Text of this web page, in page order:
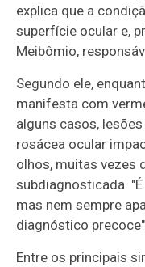
explica que a
superfície ocular e,
Meibômio,
Segundo ele,
manifesta com
alguns casos,
rosácea ocular
olhos, muitas vezes
subdiagnosticada.
mas nem sempre
diagnóstico
Entre os principais